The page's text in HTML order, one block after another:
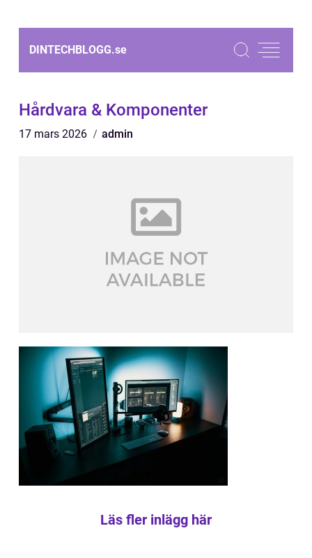
DINTECHBLOGG.se
Hårdvara & Komponenter
17 mars 2026 admin
Läs fler inlägg här